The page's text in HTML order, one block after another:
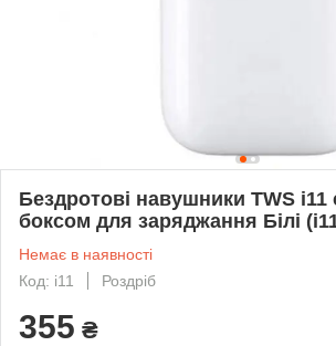
Бездротові навушники TWS i11
боксом для заряджання Білі
Немає в наявності
Код: i11
Роздріб
355 ₴